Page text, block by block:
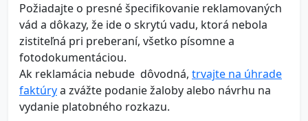
Požiadajte o presné špecifikovanie reklamovaných
vád a dôkazy, že ide o skrytú vadu, ktorá nebola
zistiteľná pri preberaní, všetko písomne a
fotodokumentáciou.
Ak reklamácia nebude dôvodná, trvajte na úhrade
faktúrya zvážte podanie žaloby alebo návrhu na
vydanie platobného rozkazu.